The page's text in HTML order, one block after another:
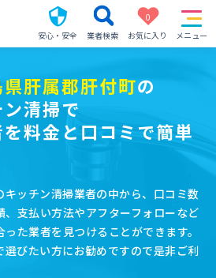
安心・安全 業者検索
0
お気に入り
メニュー
肝属郡肝付町の
清掃で
料金と口コミで簡単
ッチン清掃業者の中から、口コミ数
、支払い方法やアフターフォローなど
た業者を見つけることができます。
びたい方にお勧めですので是非ご利